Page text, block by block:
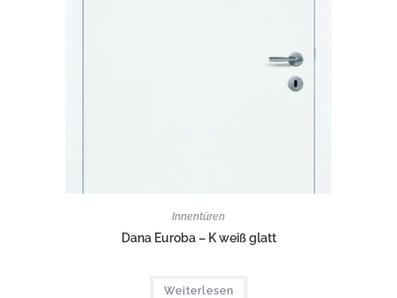
Innentüren
Dana Euroba – K weiß glatt
Weiterlesen